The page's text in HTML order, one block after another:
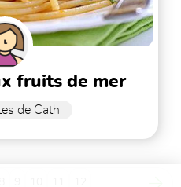
fruits de mer
de Cath